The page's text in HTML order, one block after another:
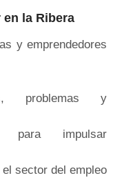
en la Ribera
y emprendedores
problemas y
para impulsar
sector del empleo